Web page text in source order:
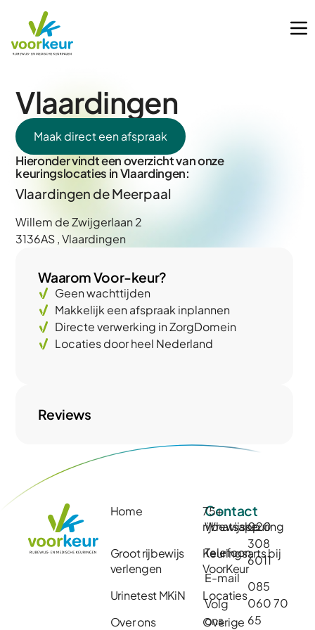
Vlaardingen
Maak direct een afspraak
Hieronder vindt een overzicht van onze
keuringslocaties in Vlaardingen:
Vlaardingen de Meerpaal
Willem de Zwijgerlaan 2
3136AS , Vlaardingen
Waarom Voor-keur?
Geen wachttijden
Makkelijk een afspraak inplannen
Directe verwerking in ZorgDomein
Locaties door heel Nederland
Reviews
Home
75+
rijbewijskeuring
Groot rijbewijs
verlengen
Keuringsarts bij
VoorKeur
Urinetest MKiN
Locaties
Over ons
Overige
Contact
Whatsapp
Telefoon
E-mail
Volg
ons
020
308
6011
085
060 70
65